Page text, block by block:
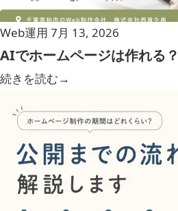
Web運用 7月 13, 2026
AIでホームページは作れる
続きを読む→